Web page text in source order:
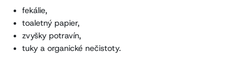
fekálie,
toaletný papier,
zvyšky potravín,
tuky a organické nečistoty.